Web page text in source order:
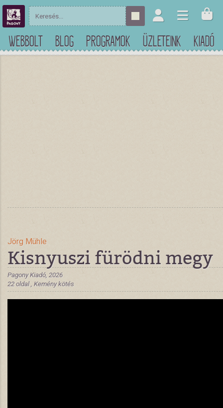
WEBBOLT BLOG PROGRAMOK ÜZLETEINK KIADÓ
Jörg Mühle
Kisnyuszi fürödni megy
Pagony Kiadó, 2026
22 oldal , Kemény kötés